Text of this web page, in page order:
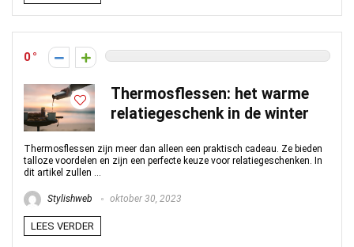
0
Thermosflessen: het warme
relatiegeschenk in de winter
Thermosflessen zijn meer dan alleen een praktisch cadeau. Ze bieden
talloze voordelen en zijn een perfecte keuze voor relatiegeschenken. In
dit artikel zullen ...
Stylishweb oktober 30, 2023
LEES VERDER